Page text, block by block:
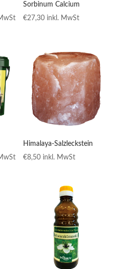
Sorbinum Calcium
€27,30 inkl. MwSt
Himalaya-Salzleckstein
€8,50 inkl. MwSt